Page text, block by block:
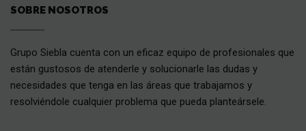
SOBRE NOSOTROS
Grupo Siebla cuenta con un eficaz equipo de profesionales que
están gustosos de atenderle y solucionarle las dudas y
necesidades que tenga en las áreas que trabajamos y
resolviéndole cualquier problema que pueda planteársele.